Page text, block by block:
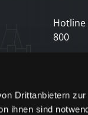
Drittanbietern zur
ihnen sind
Hotline
800
und